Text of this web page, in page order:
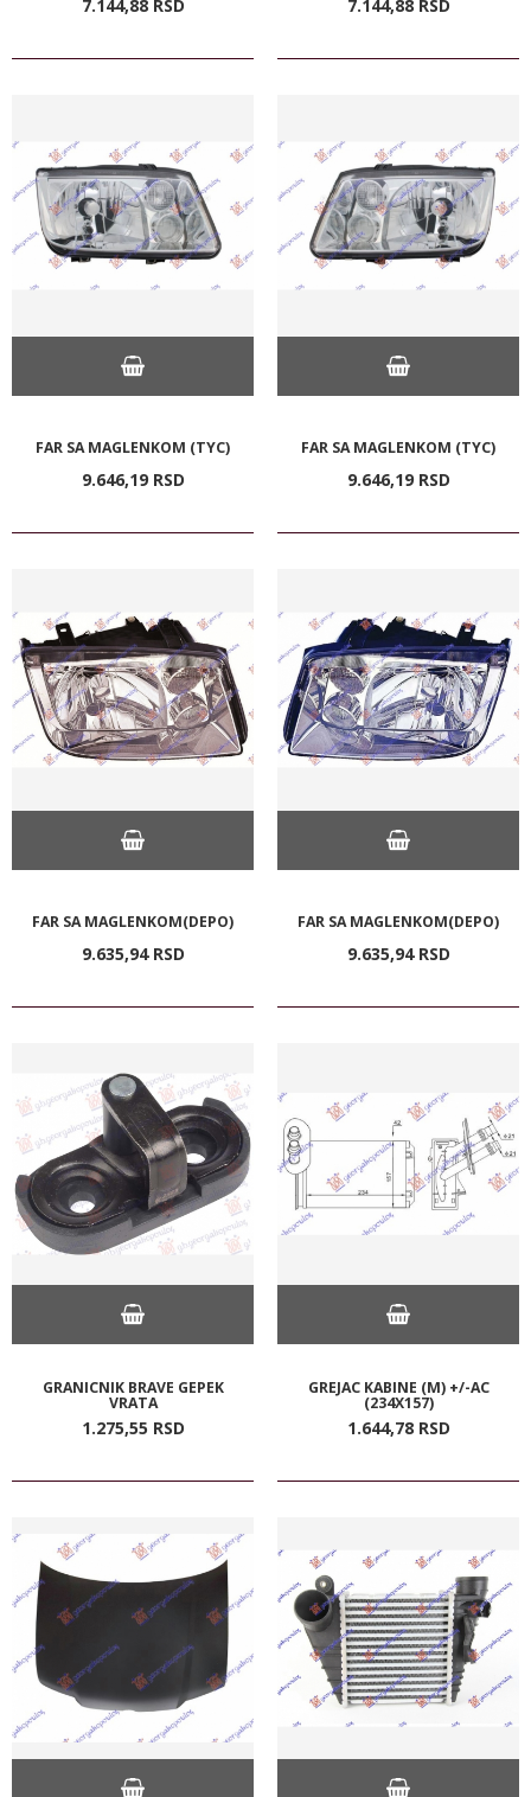
7.144,88 RSD 7.144,88 RSD
FAR SA MAGLENKOM (TYC)
9.646,19 RSD
FAR SA MAGLENKOM (TYC)
9.646,19 RSD
FAR SA MAGLENKOM(DEPO)
9.635,94 RSD
FAR SA MAGLENKOM(DEPO)
9.635,94 RSD
GRANICNIK BRAVE GEPEK
VRATA
1.275,55 RSD
GREJAC KABINE (M) +/-AC
(234X157)
1.644,78 RSD